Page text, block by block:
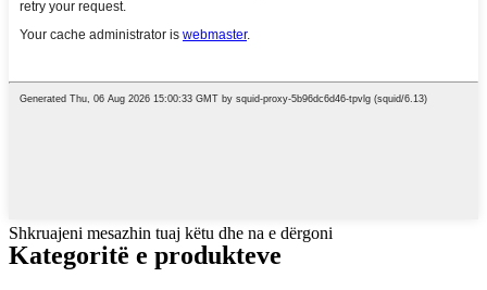
Shkruajeni mesazhin tuaj këtu dhe na e dërgoni
Kategoritë e produkteve